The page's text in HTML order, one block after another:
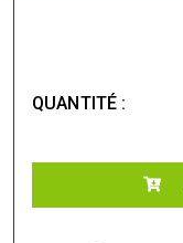
QUANTITÉ :